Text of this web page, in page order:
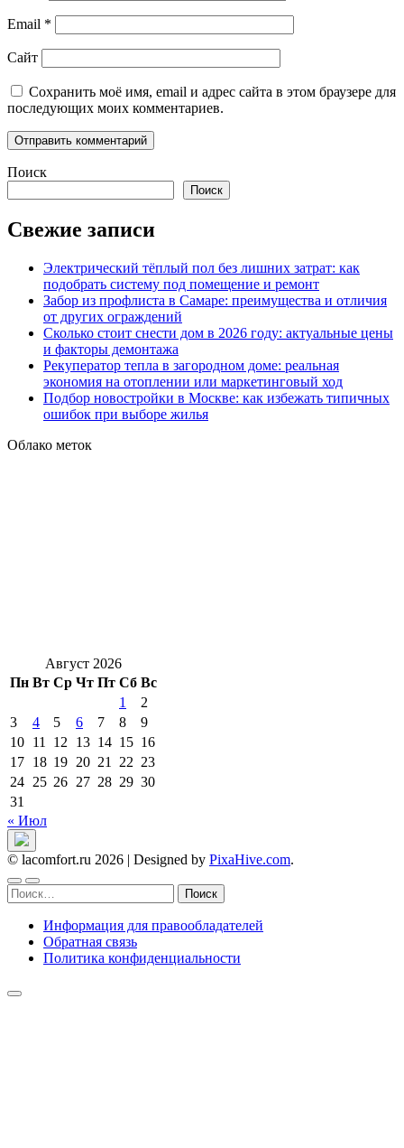
Email *
Сайт
Сохранить моё имя, email и адрес сайта в этом браузере для
последующих моих комментариев.
Поиск
Поиск
Свежие записи
Электрический тёплый пол без лишних затрат: как
подобрать систему под помещение и ремонт
Забор из профлиста в Самаре: преимущества и отличия
от других ограждений
Сколько стоит снести дом в 2026 году: актуальные цены
и факторы демонтажа
Рекуператор тепла в загородном доме: реальная
экономия на отоплении или маркетинговый ход
Подбор новостройки в Москве: как избежать типичных
ошибок при выборе жилья
Облако меток
Август 2026
Пн Вт Ср Чт Пт Сб Вс
1
2
3
4 5 6 7 8
9
10 11 12 13 14 15 16
17 18 19 20 21 22 23
24 25 26 27 28 29 30
31
« Июл
© lacomfort.ru 2026 | Designed by PixaHive.com.
Найти:
Информация для правообладателей
Обратная связь
Политика конфиденциальности